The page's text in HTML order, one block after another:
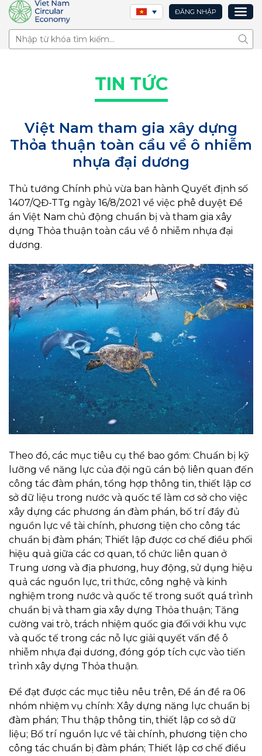
ĐĂNG NHẬP
Tìm
TIN TỨC
Việt Nam tham gia xây dựng
Thỏa thuận toàn cầu về ô nhiễm
nhựa đại dương
Thủ tướng Chính phủ vừa ban hành Quyết định số
1407/QĐ-TTg ngày 16/8/2021 về việc phê duyệt Đề
án Việt Nam chủ động chuẩn bị và tham gia xây
dựng Thỏa thuận toàn cầu về ô nhiễm nhựa đại
dương.
Theo đó, các mục tiêu cụ thể bao gồm: Chuẩn bị kỹ
lưỡng về năng lực của đội ngũ cán bộ liên quan đến
công tác đàm phán, tổng hợp thông tin, thiết lập cơ
sở dữ liệu trong nước và quốc tế làm cơ sở cho việc
xây dựng các phương án đàm phán, bố trí đầy đủ
nguồn lực về tài chính, phương tiện cho công tác
chuẩn bị đàm phán; Thiết lập được cơ chế điều phối
hiệu quả giữa các cơ quan, tổ chức liên quan ở
Trung ương và địa phương, huy động, sử dụng hiệu
quả các nguồn lực, tri thức, công nghệ và kinh
nghiệm trong nước và quốc tế trong suốt quá trình
chuẩn bị và tham gia xây dựng Thỏa thuận; Tăng
cường vai trò, trách nhiệm quốc gia đối với khu vực
và quốc tế trong các nỗ lực giải quyết vấn đề ô
nhiễm nhựa đại dương, đóng góp tích cực vào tiến
trình xây dựng Thỏa thuận.
Để đạt được các mục tiêu nêu trên, Đề án đề ra 06
nhóm nhiệm vụ chính: Xây dựng năng lực chuẩn bị
đàm phán; Thu thập thông tin, thiết lập cơ sở dữ
liệu; Bố trí nguồn lực về tài chính, phương tiện cho
công tác chuẩn bị đàm phán; Thiết lập cơ chế điều